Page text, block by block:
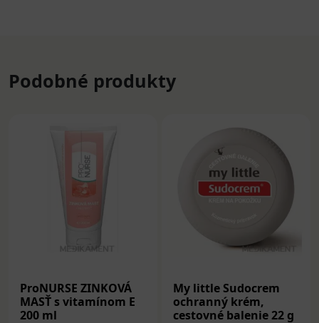
Podobné produkty
ProNURSE ZINKOVÁ
MASŤ s vitamínom E
200 ml
My little Sudocrem
ochranný krém,
cestovné balenie 22 g